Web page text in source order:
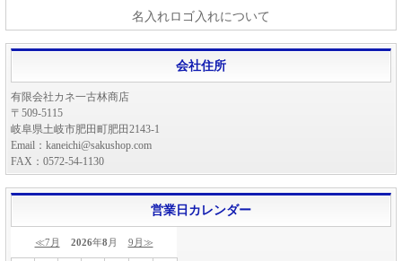
名入れロゴ入れについて
会社住所
有限会社カネ一古林商店
〒509-5115
岐阜県土岐市肥田町肥田2143-1
Email：kaneichi@sakushop.com
FAX：0572-54-1130
営業日カレンダー
≪7月 2026年8 月 9月≫